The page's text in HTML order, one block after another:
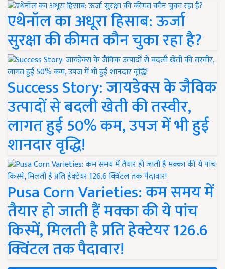
एथेनॉल का अधूरा हिसाब: ऊर्जा
सुरक्षा की कीमत कौन चुका रहा है?
Success Story: जायडेक्स के जैविक
उत्पादों से बदली खेती की तस्वीर,
लागत हुई 50% कम, उपज में भी हुई
शानदार वृद्धि!
Pusa Corn Varieties: कम समय में
तैयार हो जाती हैं मक्का की ये पांच
किस्में, मिलती है प्रति हेक्टेयर 126.6
क्विंटल तक पैदावार!